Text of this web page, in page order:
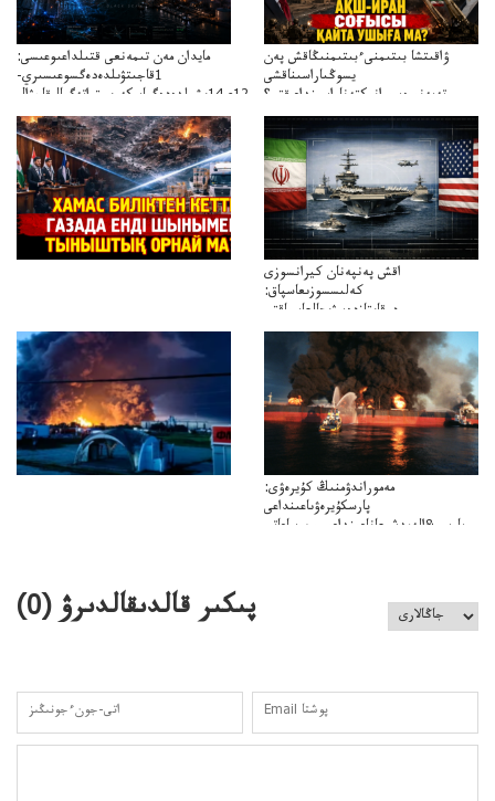
مايدان مەن تىمەنعى قتىلداعىوعىسى:
1قاجىتۋىلدەدەگسوعىسىري-
سترات12ي14ىشىلدەدەگىاسكەريستراتەگيالىقاحۋال
ۋاقىتشا بىتىمنىءبىتىمنىڭاقش پەن
يسوڭىاراسىناقشى
تەپەنىرەسيرانىكتەناراسىنداعىقتى؟
تەكەتىرەسنەلىكتەنقايتاۋشىقتى؟
اقش پەنپەنان كيرانسوزى
كەلىسسوزىعاسپاق:
دوقايتازدەسۋىجالعاسپاقتى
باسەڭدەتدوحا؟
كەزدەسۋىشيەلەنىستىباسەڭدەتەمە؟
مەموراندۋمنىڭ كۇيرەۋى:
پارسكۇيرەۋىاعىنداعى
پارسى&الەمدشىعاناعىنداعىسىن ساعاتى
پىكىر قالدىقالدىرۋ (0
)